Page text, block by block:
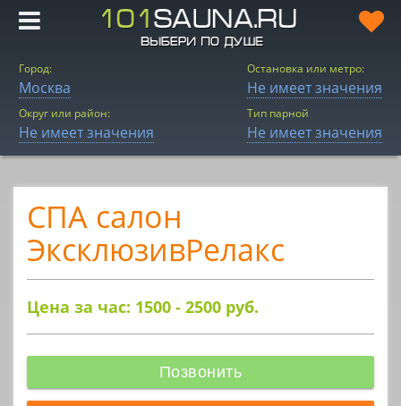
Город:
Москва
Округ или район:
Не имеет значения
Остановка или метро:
Не имеет значения
Тип парной
Не имеет значения
СПА салон
ЭксклюзивРелакс
Цена за час: 1500 - 2500 руб.
Позвонить